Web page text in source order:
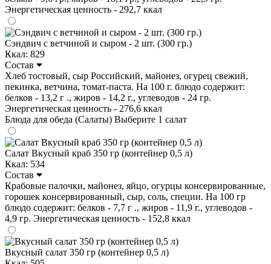
Энергетическая ценность - 292,7 ккал
Сэндвич с ветчиной и сыром - 2 шт. (300 гр.)
Ккал: 829
Состав
Хлеб тостовый, сыр Российский, майонез, огурец свежий,
пекинка, ветчина, томат-паста. На 100 г. блюдо содержит:
белков - 13,2 г ., жиров - 14,2 г., углеводов - 24 гр.
Энергетическая ценность - 276,6 ккал
Блюда для обеда (Салаты) Выберите 1 салат
Салат Вкусный краб 350 гр (контейнер 0,5 л)
Ккал: 534
Состав
Крабовые палочки, майонез, яйцо, огурцы консервированные,
горошек консервированный, сыр, соль, специи. На 100 гр
блюдо содержит: белков - 7,7 г ., жиров - 11,9 г., углеводов -
4,9 гр. Энергетическая ценность - 152,8 ккал
Вкусный салат 350 гр (контейнер 0,5 л)